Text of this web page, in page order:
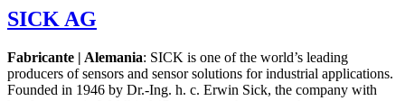
SICK AG
Fabricante | Alemania: SICK is one of the world’s leading
producers of sensors and sensor solutions for industrial applications.
Founded in 1946 by Dr.-Ing. h. c. Erwin Sick, the company with